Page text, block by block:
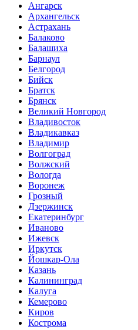
Ангарск
Архангельск
Астрахань
Балаково
Балашиха
Барнаул
Белгород
Бийск
Братск
Брянск
Великий Новгород
Владивосток
Владикавказ
Владимир
Волгоград
Волжский
Вологда
Воронеж
Грозный
Дзержинск
Екатеринбург
Иваново
Ижевск
Иркутск
Йошкар-Ола
Казань
Калининград
Калуга
Кемерово
Киров
Кострома